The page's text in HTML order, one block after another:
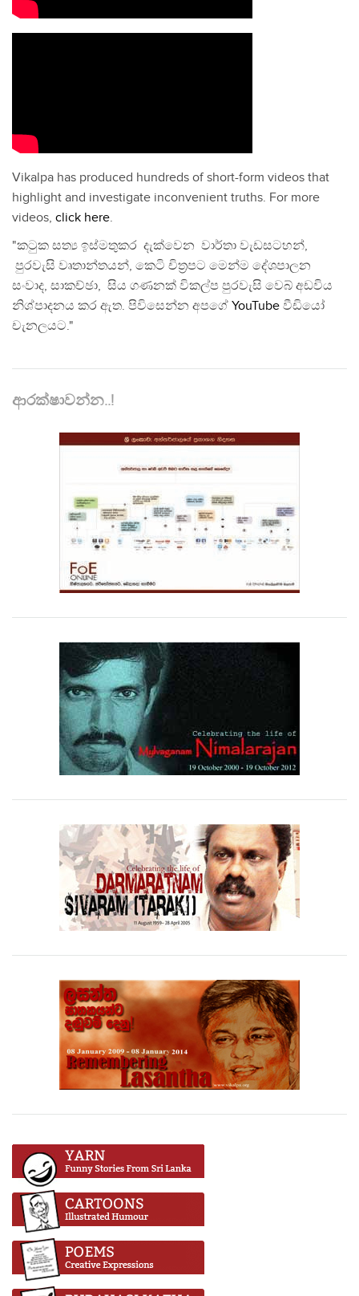
Vikalpa has produced hundreds of short-form videos that
highlight and investigate inconvenient truths. For more
videos, click here.
"කටුක සත්‍ය ඉස්මතුකර දැක්වෙන වාර්තා වැඩසටහන්,
පුරවැසි වෘතාන්තයන්, කෙටි චිත්‍රපට මෙන්ම දේශපාලන
සංවාද, සාකච්ඡා, සිය ගණනක් විකල්ප පුරවැසි වෙබ් අඩවිය
නිශ්පාදනය කර ඇත. පිවිසෙන්න අපගේ YouTube වීඩියෝ
චැනලයට."
ආරක්ෂාවන්න..!